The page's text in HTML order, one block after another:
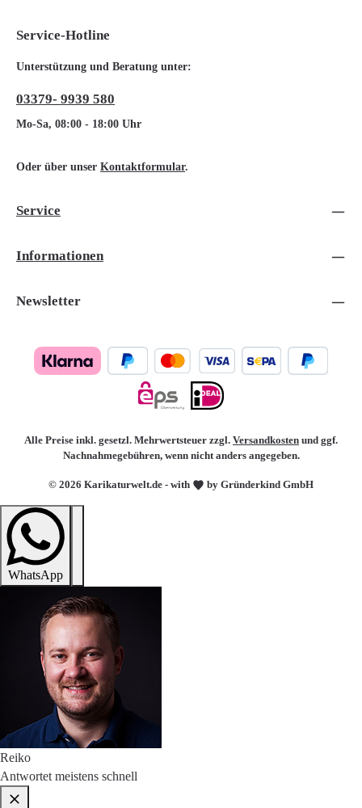
Service-Hotline
Unterstützung und Beratung unter:
03379- 9939 580
Mo-Sa, 08:00 - 18:00 Uhr
Oder über unser Kontaktformular.
Service
Informationen
Newsletter
© 2026 Karikaturwelt.de - with by Gründerkind GmbH
Alle Preise inkl. gesetzl. Mehrwertsteuer zzgl. Versandkosten und ggf.
Nachnahmegebühren, wenn nicht anders angegeben.
WhatsApp
Reiko
Antwortet meistens schnell